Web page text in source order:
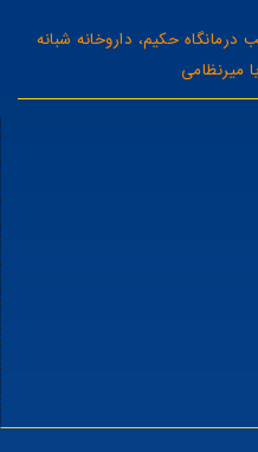
حکیم، داروخانه شبانه
میرنظامی